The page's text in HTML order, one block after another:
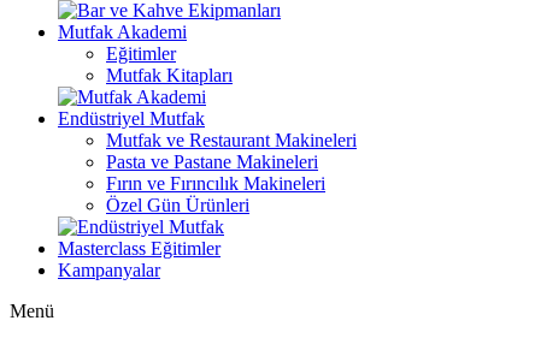
Mutfak Akademi
Eğitimler
Mutfak Kitapları
Endüstriyel Mutfak
Mutfak ve Restaurant Makineleri
Pasta ve Pastane Makineleri
Fırın ve Fırıncılık Makineleri
Özel Gün Ürünleri
Masterclass Eğitimler
Kampanyalar
Menü